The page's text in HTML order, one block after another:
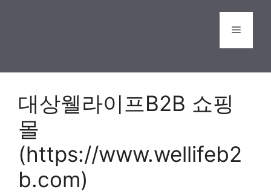
Menu
대상웰라이프B2B 쇼핑
몰
(https://www.wellifeb2
b.com)